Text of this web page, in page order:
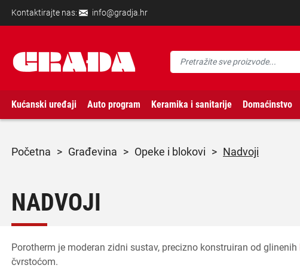
Kontaktirajte nas: info@gradja.hr
Kućanski uređaji Auto program Keramika i sanitarije Domaćinstvo
početna > građevina > opeke i blokovi > Nadvoji
NADVOJI
Porotherm je moderan zidni sustav, precizno konstruiran od glinenih
čvrstoćom.